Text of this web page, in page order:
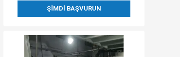
ŞIMDI BAŞVURUN